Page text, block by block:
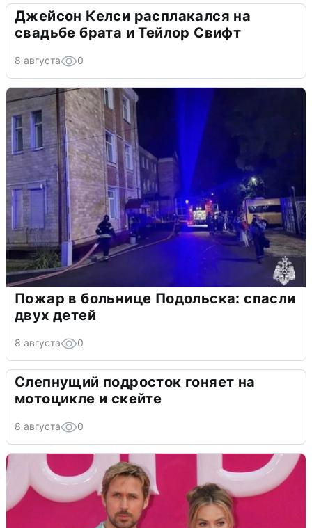
Джейсон Келси расплакался на
свадьбе брата и Тейлор Свифт
8 августа 0
Пожар в больнице Подольска: спасли
двух детей
8 августа 0
Слепнущий подросток гоняет на
мотоцикле и скейте
8 августа 0